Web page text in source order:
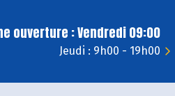
ouverture : Vendredi 09:00
Jeudi : 9h00 - 19h00